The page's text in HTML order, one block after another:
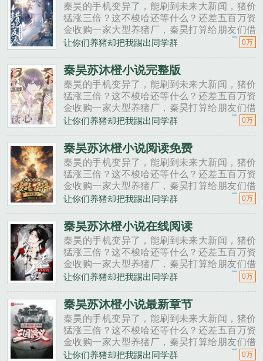
秦昊的手机变异了，能刷到未来大新闻，猪价
猛涨三倍？这不梭哈还等什么？还差五百万资
金收购一家大型养猪厂，秦昊打算给朋友们借
一点。秦昊老班长啊，我想回家养猪，要不要
秦昊二狗子，借500万买点......
让你们养猪却把我踢出同学群 0万
秦昊苏沐橙小说完整版
秦昊的手机变异了，能刷到未来大新闻，猪价
猛涨三倍？这不梭哈还等什么？还差五百万资
金收购一家大型养猪厂，秦昊打算给朋友们借
一点。秦昊老班长啊，我想回家养猪，要不要
秦昊二狗子，借500万买点......
让你们养猪却把我踢出同学群 0万
秦昊苏沐橙小说阅读免费
秦昊的手机变异了，能刷到未来大新闻，猪价
猛涨三倍？这不梭哈还等什么？还差五百万资
金收购一家大型养猪厂，秦昊打算给朋友们借
一点。秦昊老班长啊，我想回家养猪，要不要
秦昊二狗子，借500万买点......
让你们养猪却把我踢出同学群 0万
秦昊苏沐橙小说在线阅读
秦昊的手机变异了，能刷到未来大新闻，猪价
猛涨三倍？这不梭哈还等什么？还差五百万资
金收购一家大型养猪厂，秦昊打算给朋友们借
一点。秦昊老班长啊，我想回家养猪，要不要
秦昊二狗子，借500万买点......
让你们养猪却把我踢出同学群 0万
秦昊苏沐橙小说最新章节
秦昊的手机变异了，能刷到未来大新闻，猪价
猛涨三倍？这不梭哈还等什么？还差五百万资
金收购一家大型养猪厂，秦昊打算给朋友们借
一点。秦昊老班长啊，我想回家养猪，要不要
让你们养猪却把我踢出同学群 0万